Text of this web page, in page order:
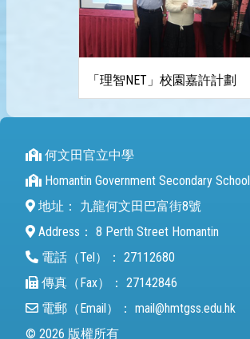
「理智NET」校園嘉許計劃
何文田官立中學
Homantin Government Secondary School
地址：
九龍何文田巴富街8號
Address： 8 Perth Street Homantin
電話（Tel）： 27112680
傳真（Fax）： 27142846
電郵（Email）： mail@hmtgss.edu.hk
© 2026 版權所有